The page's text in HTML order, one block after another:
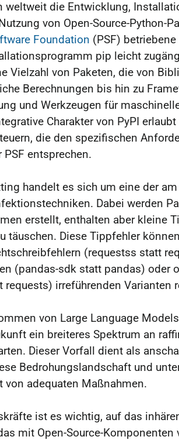
weltweit die Entwicklung,
von Open-Source-Python-
Foundation (PSF)
pip leicht
Vielzahl von Paketen, die von
Berechnungen bis hin zu
und Werkzeugen für
Charakter von PyPI
die den spezifischen
PSF entsprechen.
handelt es sich um eine der
Dabei werden
erstellt, enthalten aber kleine
täuschen. Diese Tippfehler
(requestss statt
(pandas-sdk statt pandas) oder
requests) irreführenden Varianten
von Large Language
ein breiteres Spektrum an
Dieser Vorfall dient als
Bedrohungslandschaft und
von adequaten Maßnahmen.
ist es wichtig, auf das
mit Open-Source-Komponenten